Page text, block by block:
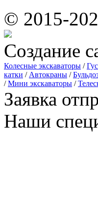
© 2015-
Создание
Колесные экскаваторы /
катки / Автокраны /
/Мини экскаваторы /
Заявка
Наши